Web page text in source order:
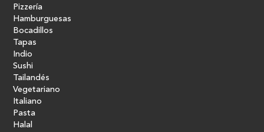
Pizzería
Hamburguesas
Bocadillos
Tapas
Indio
Sushi
Tailandés
Vegetariano
Italiano
Pasta
Halal